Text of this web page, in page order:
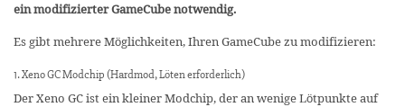
ein modifizierter GameCube notwendig.
Es gibt mehrere Möglichkeiten, Ihren GameCube zu modifizieren:
1. Xeno GC Modchip (Hardmod, Löten erforderlich)
Der Xeno GC ist ein kleiner Modchip, der an wenige Lötpunkte auf